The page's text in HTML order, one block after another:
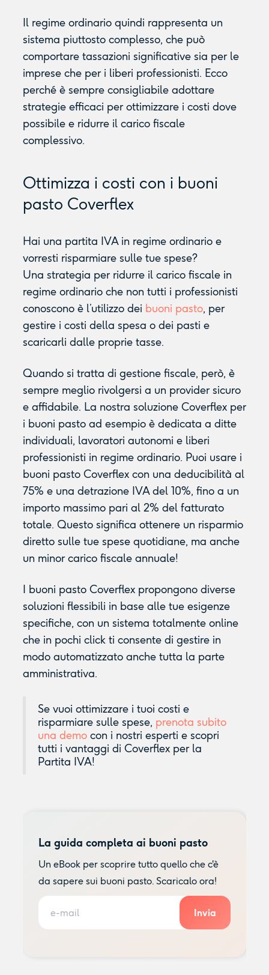
Il regime ordinario quindi rappresenta un
sistema piuttosto complesso, che può
comportare tassazioni significative sia per le
imprese che per i liberi professionisti. Ecco
perché è sempre consigliabile adottare
strategie efficaci per ottimizzare i costi dove
possibile e ridurre il carico fiscale
complessivo.
Ottimizza i costi con i buoni
pasto Coverflex
Hai una partita IVA in regime ordinario e
vorresti risparmiare sulle tue spese?
Una strategia per ridurre il carico fiscale in
regime ordinario che non tutti i professionisti
conoscono è l’utilizzo dei buoni pasto, per
gestire i costi della spesa o dei pasti e
scaricarli dalle proprie tasse.
Quando si tratta di gestione fiscale, però, è
sempre meglio rivolgersi a un provider sicuro
e affidabile. La nostra soluzione Coverflex per
i buoni pasto ad esempio è dedicata a ditte
individuali, lavoratori autonomi e liberi
professionisti in regime ordinario. Puoi usare i
buoni pasto Coverflex con una deducibilità al
75% e una detrazione IVA del 10%, fino a un
importo massimo pari al 2% del fatturato
totale. Questo significa ottenere un risparmio
diretto sulle tue spese quotidiane, ma anche
un minor carico fiscale annuale!
I buoni pasto Coverflex propongono diverse
soluzioni flessibili in base alle tue esigenze
specifiche, con un sistema totalmente online
che in pochi click ti consente di gestire in
modo automatizzato anche tutta la parte
amministrativa.
Se vuoi ottimizzare i tuoi costi e
risparmiare sulle spese, prenota subito
una democon i nostri esperti e scopri
tutti i vantaggi di Coverflex per la
Partita IVA!
La guida completa ai buoni pasto
Un eBook per scoprire tutto quello che c'è
da sapere sui buoni pasto. Scaricalo ora!